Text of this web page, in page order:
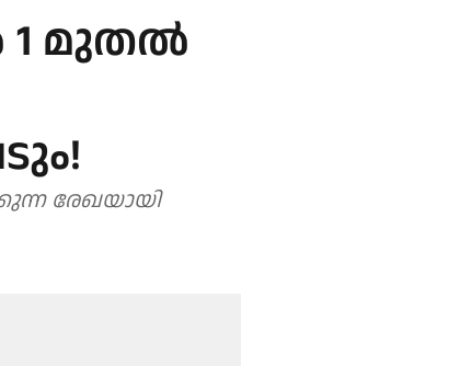
1 മുതല്‍
രേഖയായി